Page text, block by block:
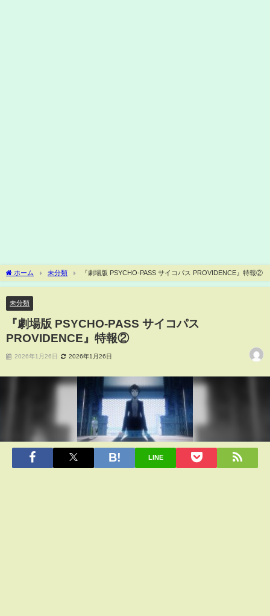
ホーム 未分類 『劇場版 PSYCHO-PASS サイコパス PROVIDENCE』特報②
未分類
『劇場版 PSYCHO-PASS サイコパス
PROVIDENCE』特報②
2026年1月26日 2026年1月26日
LINE